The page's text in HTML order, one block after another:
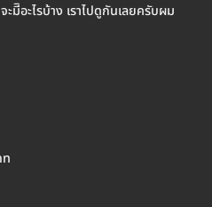
มีิอะไรบ้าง เราไปดูกันเลยครับผม
ท